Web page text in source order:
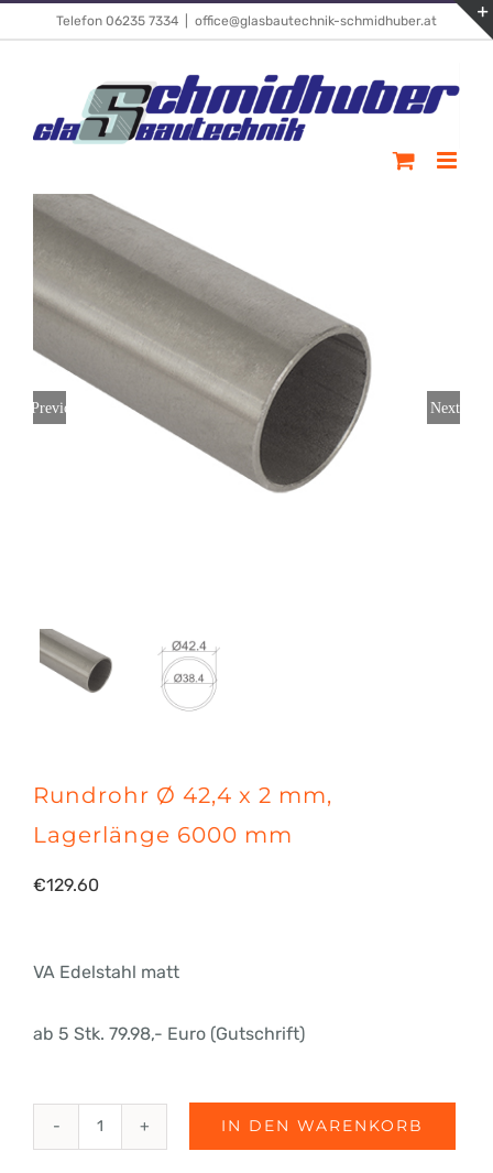
Telefon 06235 7334 office@glasbautechnik-schmidhuber.at
Previous Next
Rundrohr Ø 42,4 x 2 mm,
Lagerlänge 6000 mm
€129.60
VA Edelstahl matt
ab 5 Stk. 79.98,- Euro (Gutschrift)
Rundrohr
IN DEN WARENKORB